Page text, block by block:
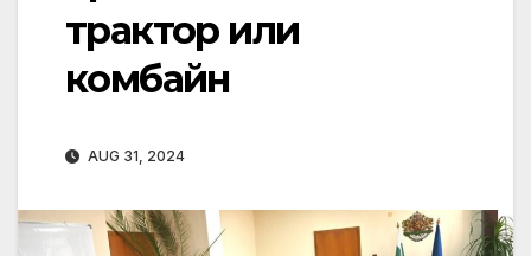
трактор или
комбайн
AUG 31, 2024